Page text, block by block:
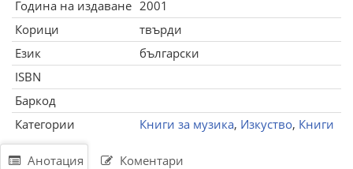
Година на издаване 2001
Корици
твърди
Език
български
ISBN
Баркод
Категории
Книги за музика, Изкуство, Книги
Анотация Коментари